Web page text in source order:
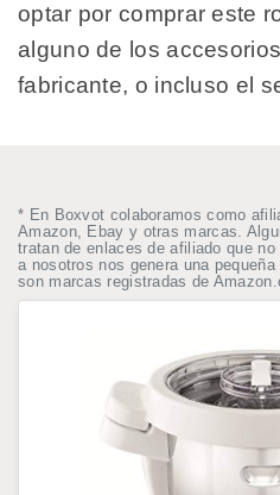
optar por comprar este
alguno de los
fabricante, o incluso el
* En Boxvot colaboramos como
Amazon, Ebay y otras marcas.
tratan de enlaces de afiliado que
a nosotros nos genera una
son marcas registradas de